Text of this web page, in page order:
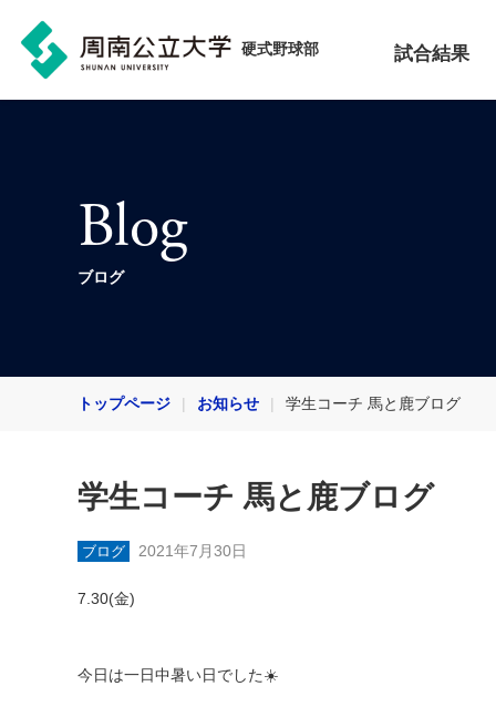
硬式野球部 試合結果
Blog
ブログ
トップページ お知らせ 学生コーチ 馬と鹿ブログ
学生コーチ 馬と鹿ブログ
ブログ 2021年7月30日
7.30(金)
今日は一日中暑い日でした☀️